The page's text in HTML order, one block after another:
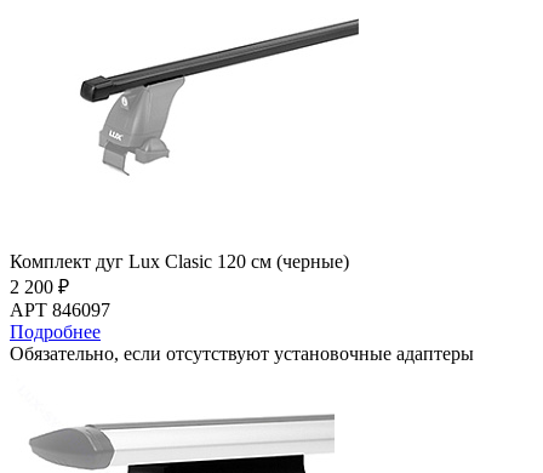
Комплект дуг Lux Clasic 120 см (черные)
2 200 ₽
АРТ 846097
Подробнее
Обязательно, если отсутствуют установочные адаптеры